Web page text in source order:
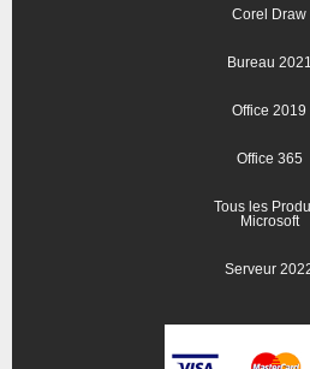
Corel Draw
Bureau 2021
Office 2019
Office 365
Tous les
Microsoft
Serveur